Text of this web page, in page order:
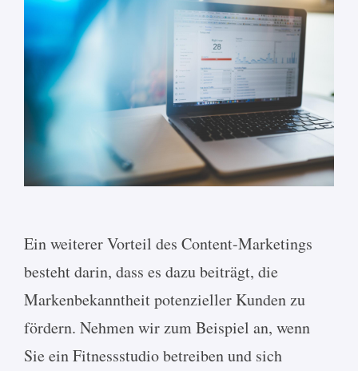
Ein weiterer Vorteil des Content-Marketings
besteht darin, dass es dazu beiträgt, die
Markenbekanntheit potenzieller Kunden zu
fördern. Nehmen wir zum Beispiel an, wenn
Sie ein Fitnessstudio betreiben und sich